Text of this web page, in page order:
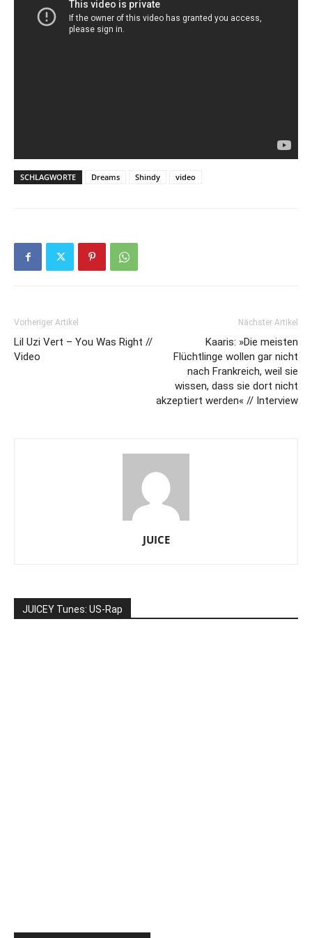
SCHLAGWORTE Dreams Shindy video
Vorheriger Artikel
Lil Uzi Vert – You Was Right //
Video
Nächster Artikel
Kaaris: »Die meisten
Flüchtlinge wollen gar nicht
nach Frankreich, weil sie
wissen, dass sie dort nicht
akzeptiert werden« // Interview
JUICE
JUICEY Tunes: US-Rap